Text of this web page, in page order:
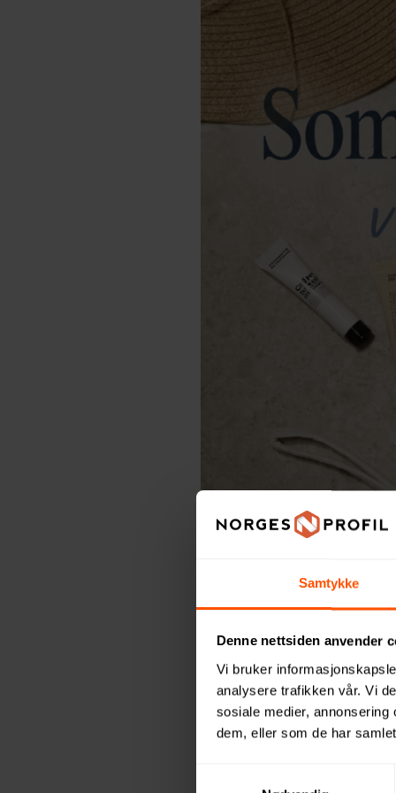
Samtykke
Denne nettsiden anvender
Vi bruker
analysere trafikken vår. Vi
sosiale medier,
dem, eller som de har
FIRMAGAVER ,SOMMERGAVER